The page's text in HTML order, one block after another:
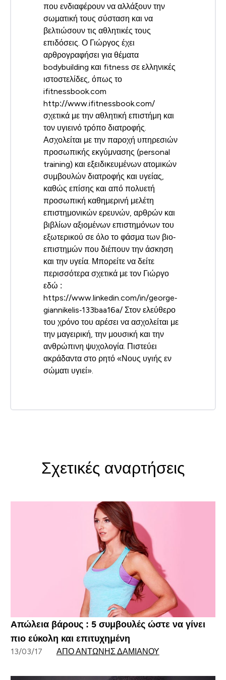
που ενδιαφέρουν να αλλάξουν την
σωματική τους σύσταση και να
βελτιώσουν τις αθλητικές τους
επιδόσεις. Ο Γιώργος έχει
αρθρογραφήσει για θέματα
bodybuilding και fitness σε ελληνικές
ιστοστελίδες, όπως το
ifitnessbook.com
http://www.ifitnessbook.com/
σχετικά με την αθλητική επιστήμη και
τον υγιεινό τρόπο διατροφής.
Ασχολείται με την παροχή υπηρεσιών
προσωπικής εκγύμνασης (personal
training) και εξειδικευμένων ατομικών
συμβουλών διατροφής και υγείας,
καθώς επίσης και από πολυετή
προσωπική καθημερινή μελέτη
επιστημονικών ερευνών, αρθρών και
βιβλίων αξιομένων επιστημόνων του
εξωτερικού σε όλο το φάσμα των βιο‐
επιστημών που διέπουν την άσκηση
και την υγεία. Μπορείτε να δείτε
περισσότερα σχετικά με τον Γιώργο
εδώ :
https://www.linkedin.com/in/george‐
giannikelis‐133baa16a/ Στον ελεύθερο
του χρόνο του αρέσει να ασχολείται με
την μαγειρική, την μουσική και την
ανθρώπινη ψυχολογία. Πιστεύει
ακράδαντα στο ρητό «Νους υγιής εν
σώματι υγιεί».
Σχετικές αναρτήσεις
Απώλεια βάρους : 5 συμβουλές ώστε να γίνει
πιο εύκολη και επιτυχημένη
13/03/17 ΑΠΌ ΑΝΤΏΝΗΣ ΔΑΜΙΑΝΟΎ